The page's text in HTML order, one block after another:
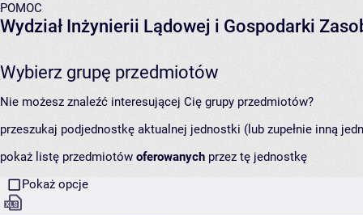
POMOC
Wydział Inżynierii Lądowej i Gospodarki
Wybierz grupę przedmiotów
Nie możesz znaleźć interesującej Cię grupy przedmiotów?
przeszukaj podjednostkę aktualnej jednostki (lub zupełnie inną
pokaż listę przedmiotów oferowanych przez tę jednostkę
Pokaż opcje